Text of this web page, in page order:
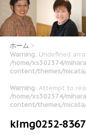
ホーム >
Warning: Undefined
/home/xs302374/
content/themes/
Warning: Attempt to
/home/xs302374/
content/themes/
kimg0252-